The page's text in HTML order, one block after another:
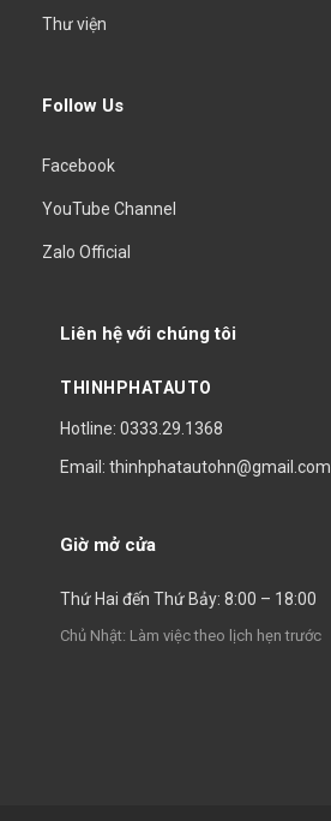
Thư viện
Follow Us
Facebook
YouTube Channel
Zalo Official
Liên hệ với chúng tôi
THINHPHATAUTO
Hotline: 0333.29.1368
Email: thinhphatautohn@gmail.com
Giờ mở cửa
Thứ Hai đến Thứ Bảy: 8:00 – 18:00
Chủ Nhật: Làm việc theo lịch hẹn trước